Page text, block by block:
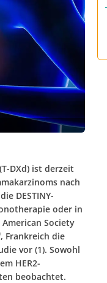
DXd) ist derzeit
nach
DESTINY-
oder in
Society
Frankreich die
vor (1). Sowohl
HER2-
beobachtet.